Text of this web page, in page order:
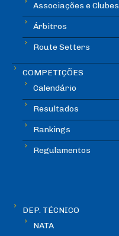
Associações e Clubes
Árbitros
Route Setters
COMPETIÇÕES
Calendário
Resultados
Rankings
Regulamentos
DEP. TÉCNICO
NATA